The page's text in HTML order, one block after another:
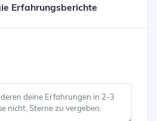
Erfahrungsberichte